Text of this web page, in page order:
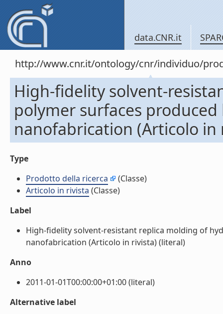
data.CNR.it
http://www.cnr.it/ontology/cnr/individuo/
High-fidelity solvent-
polymer surfaces
nanofabrication (Articolo in
Type
Prodotto della ricerca
(Classe)
Articolo in rivista (Classe)
Label
High-fidelity solvent-resistant replica molding of
nanofabrication (Articolo in rivista) (literal)
Anno
2011-01-01T00:00:00+01:00 (literal)
Alternative label